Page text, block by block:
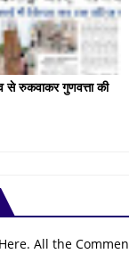
से रुकवाकर गुणवत्ता की
All the